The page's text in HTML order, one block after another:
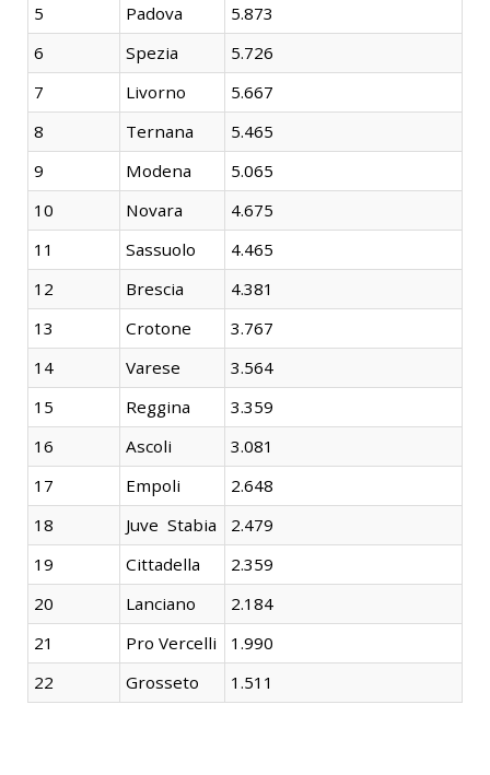
5
Padova
5.873
6
Spezia
5.726
7
Livorno
5.667
8
Ternana
5.465
9
Modena
5.065
10
Novara
4.675
11
Sassuolo
4.465
12
Brescia
4.381
13
Crotone
3.767
14
Varese
3.564
15
Reggina
3.359
16
Ascoli
3.081
17
Empoli
2.648
18
Juve Stabia
2.479
19
Cittadella
2.359
20
Lanciano
2.184
21
Pro Vercelli
1.990
22
Grosseto 1.511